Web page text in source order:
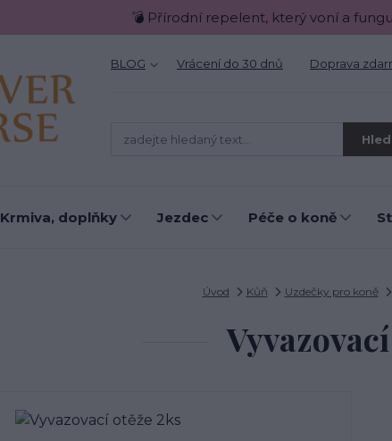
💣 Přírodní repelent, který voní a
BLOG Vrácení do 30 dnů Doprava
Krmiva, doplňky Jezdec Péče o koně
Úvod Kůň Uzdečky pro koně